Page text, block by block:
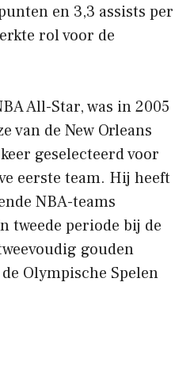
en 3,3 assists per
rol voor de
All-Star, was in 2005
van de New Orleans
geselecteerd voor
eerste team. Hij heeft
NBA-teams
tweede periode bij de
gouden
Olympische Spelen